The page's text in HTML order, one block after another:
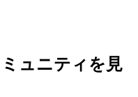
ミュニティを見